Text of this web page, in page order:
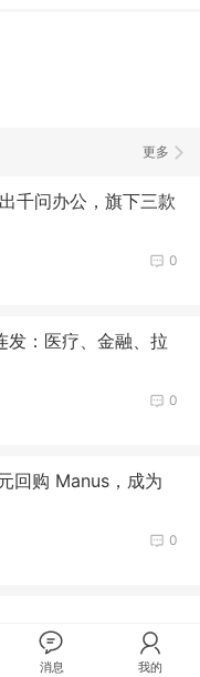
更多
千问办公，旗下三款
0
发：医疗、金融、拉
0
回购 Manus，成为
0
消息 我的